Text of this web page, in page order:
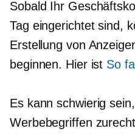
Sobald Ihr
Tag eingerichtet sind,
Erstellung von
beginnen. Hier ist So
Es kann schwierig
Werbebegriffen